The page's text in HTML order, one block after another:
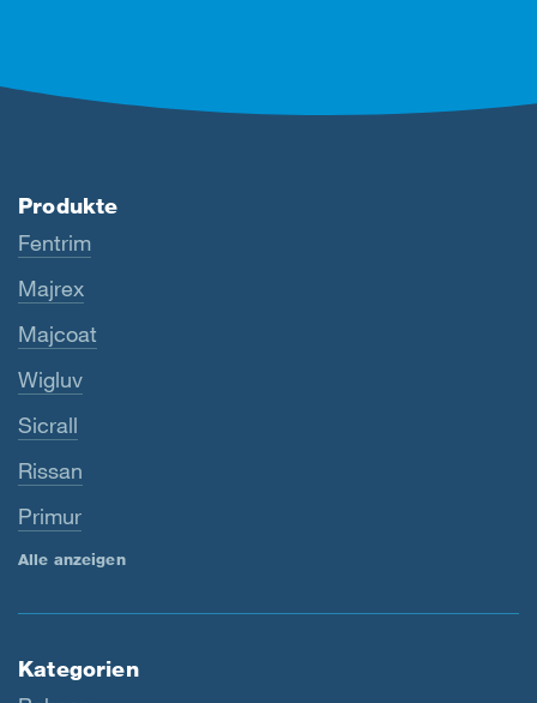
Produkte
Fentrim
Majrex
Majcoat
Wigluv
Sicrall
Rissan
Primur
Alle anzeigen
Kategorien